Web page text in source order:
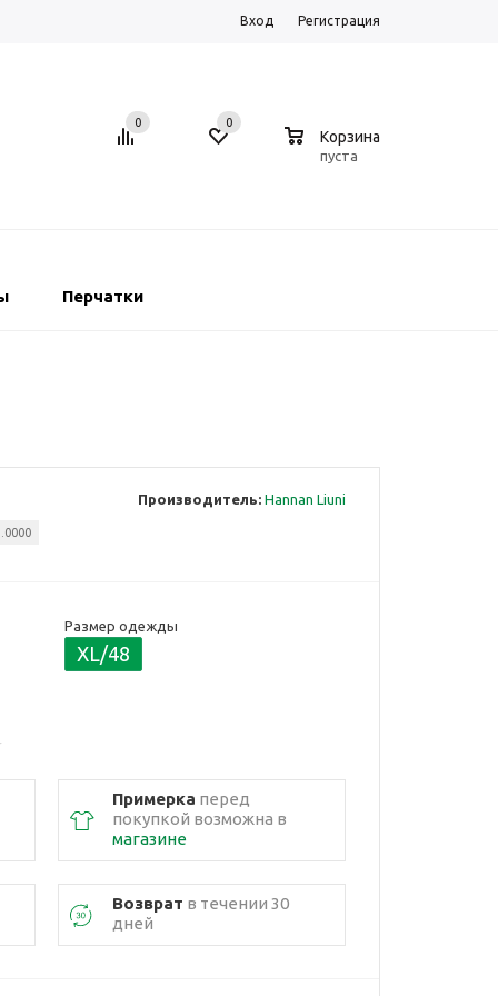
Вход Регистрация
0 0
Корзина
пуста
Перчатки
Производитель: Hannan Liuni
Размер одежды
XL/48
Примерка перед
покупкой возможна в
магазине
Возврат в течении 30
дней